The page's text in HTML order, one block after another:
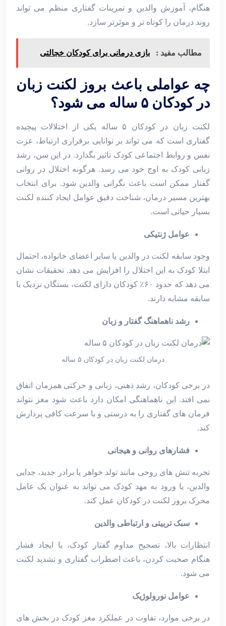
هنگام، آموزش والدین و تمرینات گفتاری منظم می‌ تواند
روند درمان را کوتاه‌ تر و موثرتر سازد.
مطالب مفید : بازی درمانی برای کودکان خجالتی
چه عواملی باعث بروز لکنت زبان
در کودکان ۵ ساله می شود؟
لکنت زبان در کودکان ۵ ساله یکی از اختلالات پیچیده
گفتاری است که می‌ تواند بر توانایی برقراری ارتباط، عزت
‌نفس و روابط اجتماعی کودک تاثیر بگذارد. در این سن، رشد
زبانی کودک به اوج خود می ‌رسد. هرگونه اختلال در روانی
گفتار ممکن است باعث نگرانی والدین شود. برای انتخاب
بهترین مسیر درمان، شناخت دقیق عوامل ایجاد کننده لکنت
بسیار حیاتی است.
عوامل ژنتیکی
وجود سابقه لکنت در والدین یا سایر اعضای خانواده، احتمال
ابتلا کودک به این اختلال را افزایش می ‌دهد. تحقیقات نشان
می‌ دهد که حدود ۶۰٪ کودکان دارای لکنت، بستگان نزدیک با
سابقه مشابه دارند.
رشد ناهماهنگ گفتار و زبان
درمان لکنت زبان در کودکان ۵ ساله
در برخی کودکان، رشد ذهنی، زبانی و حرکتی همزمان اتفاق
نمی ‌افتد. این ناهماهنگی امکان دارد باعث شود مغز نتواند
فرمان‌ های گفتاری را به‌ درستی و با سرعت کافی پردازش
کند.
فشارهای روانی و هیجانی
تجربه تنش ‌های روحی مانند تولد خواهر یا برادر جدید، جدایی
والدین، یا ورود به مهد کودک می ‌تواند به عنوان یک عامل
محرک بروز لکنت در کودکان عمل کند.
سبک تربیتی و ارتباطی والدین
انتظارات بالا، تصحیح مداوم گفتار کودک، یا ایجاد فشار
هنگام صحبت کردن، باعث اضطراب گفتاری و تشدید لکنت
می‌ شود.
عوامل نورولوژیک
در برخی موارد، تفاوت در عملکرد مغز کودک در بخش‌ های